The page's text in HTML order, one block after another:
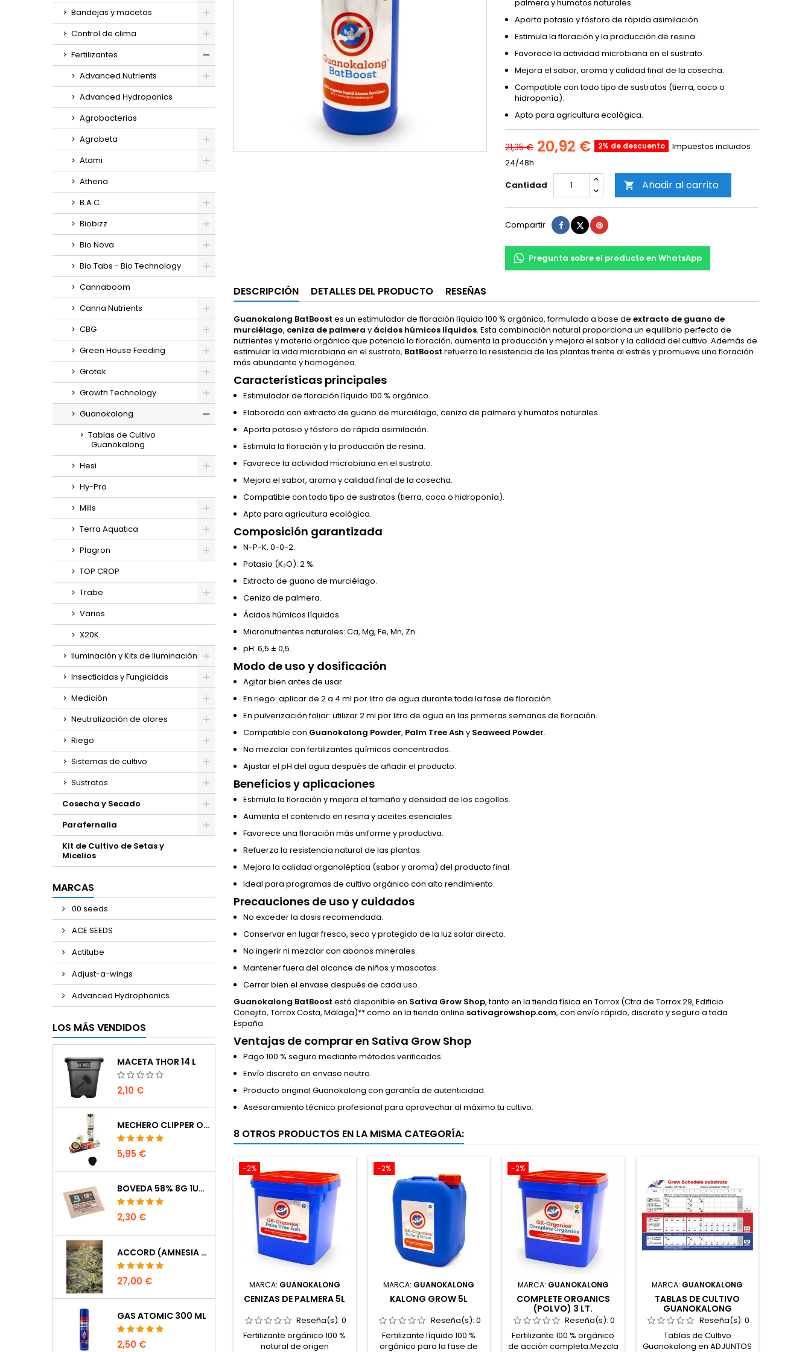
Bandejas y macetas
Control de clima
Fertilizantes
Advanced Nutrients
Advanced Hydroponics
Agrobacterias
Agrobeta
Atami
Athena
B.A.C.
Biobizz
Bio Nova
Bio Tabs - Bio Technology
Cannaboom
Canna Nutrients
CBG
Green House Feeding
Grotek
Growth Technology
Guanokalong
Tablas de Cultivo
Guanokalong
Hesi
Hy-Pro
Mills
Terra Aquatica
Plagron
TOP CROP
Trabe
Varios
X20K
Iluminación y Kits de Iluminación
Insecticidas y Fungicidas
Medición
Neutralización de olores
Riego
Sistemas de cultivo
Sustratos
Cosecha y Secado
Parafernalia
Kit de Cultivo de Setas y
Micelios
MARCAS
00 seeds
ACE SEEDS
Actitube
Adjust-a-wings
Advanced Hydrophonics
LOS MÁS VENDIDOS
MACETA THOR 14 L
2,10 €
MECHERO CLIPPER OCULTACIÓN
5,95 €
BOVEDA 58% 8G 1UDS
2,30 €
ACCORD (AMNESIA CORDOBESA)
27,00 €
GAS ATOMIC 300 ML
2,50 €
palmera y humatos naturales.
Aporta potasio y fósforo de rápida asimilación.
Estimula la floración y la producción de resina.
Favorece la actividad microbiana en el sustrato.
Mejora el sabor, aroma y calidad final de la cosecha.
Compatible con todo tipo de sustratos (tierra, coco o
hidroponía).
Apto para agricultura ecológica.
21,35 € 20,92 € 2% de descuento
Impuestos incluidos
24/48h
Cantidad
 Añadir al carrito
Compartir Compartir
TuitearPinterest
Pregunta sobre el producto en WhatsApp
DESCRIPCIÓN DETALLES DEL PRODUCTO RESEÑAS
Guanokalong BatBoost es un estimulador de floración líquido 100 % orgánico, formulado a base de extracto de guano de
murciélago, ceniza de palmera y ácidos húmicos líquidos. Esta combinación natural proporciona un equilibrio perfecto de
nutrientes y materia orgánica que potencia la floración, aumenta la producción y mejora el sabor y la calidad del cultivo. Además de
estimular la vida microbiana en el sustrato, BatBoost refuerza la resistencia de las plantas frente al estrés y promueve una floración
más abundante y homogénea.
Características principales
Estimulador de floración líquido 100 % orgánico.
Elaborado con extracto de guano de murciélago, ceniza de palmera y humatos naturales.
Aporta potasio y fósforo de rápida asimilación.
Estimula la floración y la producción de resina.
Favorece la actividad microbiana en el sustrato.
Mejora el sabor, aroma y calidad final de la cosecha.
Compatible con todo tipo de sustratos (tierra, coco o hidroponía).
Apto para agricultura ecológica.
Composición garantizada
N-P-K: 0-0-2.
Potasio (K₂O): 2 %.
Extracto de guano de murciélago.
Ceniza de palmera.
Ácidos húmicos líquidos.
Micronutrientes naturales: Ca, Mg, Fe, Mn, Zn.
pH: 6,5 ± 0,5.
Modo de uso y dosificación
Agitar bien antes de usar.
En riego: aplicar de 2 a 4 ml por litro de agua durante toda la fase de floración.
En pulverización foliar: utilizar 2 ml por litro de agua en las primeras semanas de floración.
Compatible con Guanokalong Powder, Palm Tree Ash y Seaweed Powder.
No mezclar con fertilizantes químicos concentrados.
Ajustar el pH del agua después de añadir el producto.
Beneficios y aplicaciones
Estimula la floración y mejora el tamaño y densidad de los cogollos.
Aumenta el contenido en resina y aceites esenciales.
Favorece una floración más uniforme y productiva.
Refuerza la resistencia natural de las plantas.
Mejora la calidad organoléptica (sabor y aroma) del producto final.
Ideal para programas de cultivo orgánico con alto rendimiento.
Precauciones de uso y cuidados
No exceder la dosis recomendada.
Conservar en lugar fresco, seco y protegido de la luz solar directa.
No ingerir ni mezclar con abonos minerales.
Mantener fuera del alcance de niños y mascotas.
Cerrar bien el envase después de cada uso.
Guanokalong BatBoost está disponible en Sativa Grow Shop, tanto en la tienda física en Torrox (Ctra de Torrox 29, Edificio
Conejito, Torrox Costa, Málaga)** como en la tienda online sativagrowshop.com, con envío rápido, discreto y seguro a toda
España.
Ventajas de comprar en Sativa Grow Shop
Pago 100 % seguro mediante métodos verificados.
Envío discreto en envase neutro.
Producto original Guanokalong con garantía de autenticidad.
Asesoramiento técnico profesional para aprovechar al máximo tu cultivo.
8 OTROS PRODUCTOS EN LA MISMA CATEGORÍA:
-2%
MARCA: GUANOKALONG
CENIZAS DE PALMERA 5L
Reseña(s):0
Fertilizante orgánico 100 %
natural de origen
-2%
MARCA: GUANOKALONG
KALONG GROW 5L
Reseña(s): 0
Fertilizante líquido 100 %
orgánico para la fase de
-2%
MARCA: GUANOKALONG
COMPLETE ORGANICS
(POLVO) 3 LT.
Reseña(s):0
Fertilizante 100 % orgánico
de acción completa.Mezcla
MARCA: GUANOKALONG
TABLAS DE CULTIVO
GUANOKALONG
Reseña(s): 0
Tablas de Cultivo
Guanokalong en ADJUNTOS